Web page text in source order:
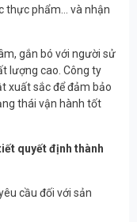
thực phẩm… và nhận
gắn bó với người sử
lượng cao. Công ty
xuất sắc để đảm bảo
thái vận hành tốt
quyết định thành
cầu đối với sản